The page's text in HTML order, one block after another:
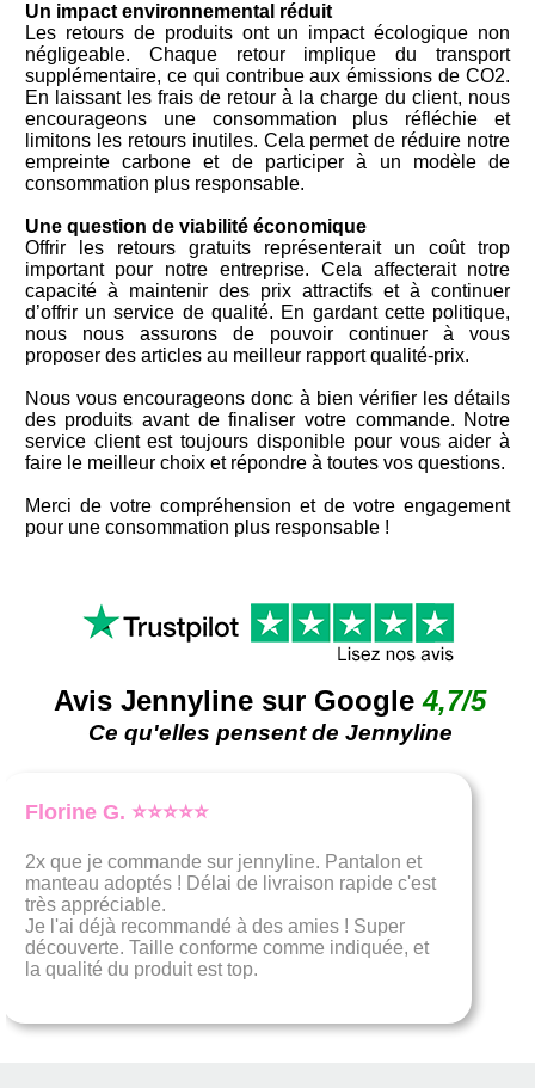
Un impact environnemental réduit
Les retours de produits ont un impact écologique non
négligeable. Chaque retour implique du transport
supplémentaire, ce qui contribue aux émissions de CO2.
En laissant les frais de retour à la charge du client, nous
encourageons une consommation plus réfléchie et
limitons les retours inutiles. Cela permet de réduire notre
empreinte carbone et de participer à un modèle de
consommation plus responsable.
Une question de viabilité économique
Offrir les retours gratuits représenterait un coût trop
important pour notre entreprise. Cela affecterait notre
capacité à maintenir des prix attractifs et à continuer
d’offrir un service de qualité. En gardant cette politique,
nous nous assurons de pouvoir continuer à vous
proposer des articles au meilleur rapport qualité-prix.
Nous vous encourageons donc à bien vérifier les détails
des produits avant de finaliser votre commande. Notre
service client est toujours disponible pour vous aider à
faire le meilleur choix et répondre à toutes vos questions.
Merci de votre compréhension et de votre engagement
pour une consommation plus responsable !
Avis Jennyline sur Google4,7/5
Ce qu'elles pensent de Jennyline
Ludivine L. ⭐⭐⭐⭐⭐
Une belle boutique avec de beaux articles, un
personnel très gentil avec un écoute auprès de
leurs clientèle au top .je recommande fortement
cette boutique.